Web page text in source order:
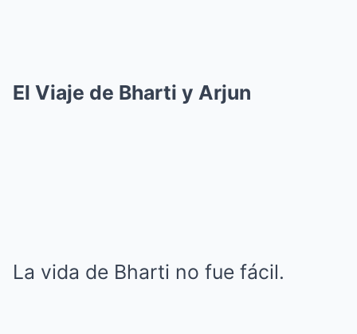
El Viaje de Bharti y Arjun
La vida de Bharti no fue fácil.